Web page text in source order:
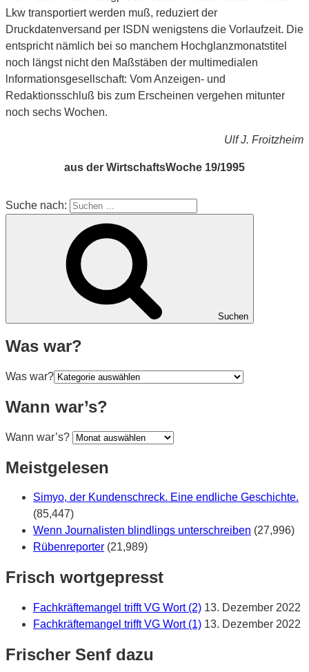
Lkw transportiert werden muß, reduziert der
Druckdatenversand per ISDN wenigstens die Vorlaufzeit. Die
entspricht nämlich bei so manchem Hochglanzmonatstitel
noch längst nicht den Maßstäben der multimedialen
lnformationsgesellschaft: Vom Anzeigen- und
Redaktionsschluß bis zum Erscheinen vergehen mitunter
noch sechs Wochen.
Ulf J. Froitzheim
aus der WirtschaftsWoche 19/1995
Suche nach:
Suchen
Was war?
Was war?
Wann war’s?
Wann war’s?
Meistgelesen
Simyo, der Kundenschreck. Eine endliche Geschichte.
(85,447)
Wenn Journalisten blindlings unterschreiben (27,996)
Rübenreporter (21,989)
Frisch wortgepresst
Fachkräftemangel trifft VG Wort (2) 13. Dezember 2022
Fachkräftemangel trifft VG Wort (1) 13. Dezember 2022
Frischer Senf dazu